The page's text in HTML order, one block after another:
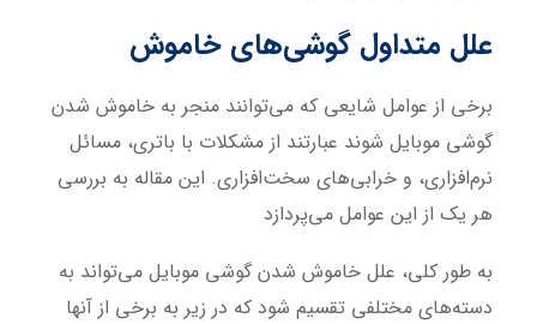
علل متداول گوشی‌های خاموش
برخی از عوامل شایعی که می‌توانند منجر به خاموش شدن
گوشی موبایل شوند عبارتند از مشکلات با باتری، مسائل
نرم‌افزاری، و خرابی‌های سخت‌افزاری. این مقاله به بررسی
هر یک از این عوامل می‌پردازد
به طور کلی، علل خاموش شدن گوشی موبایل می‌تواند به
دسته‌های مختلفی تقسیم شود که در زیر به برخی از آنها